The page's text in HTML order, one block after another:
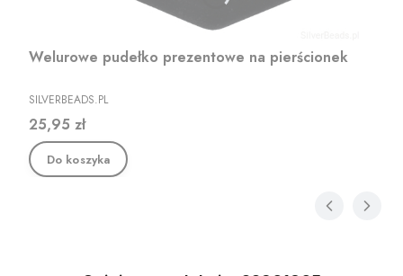
Welurowe pudełko prezentowe na pierścionek
PRODUCENT
SILVERBEADS.PL
Cena
25,95 zł
Do koszyka